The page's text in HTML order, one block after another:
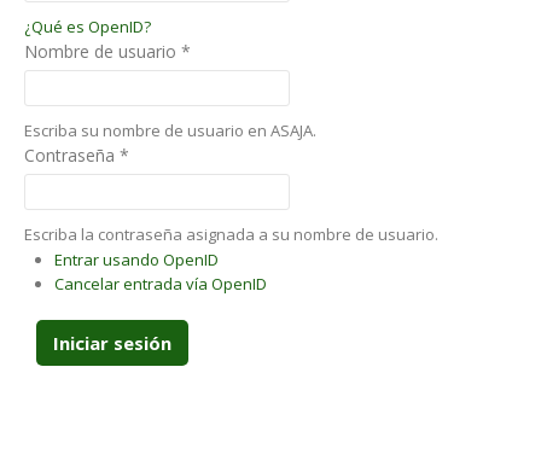
¿Qué es OpenID?
Nombre de usuario *
Escriba su nombre de usuario en ASAJA.
Contraseña *
Escriba la contraseña asignada a su nombre de usuario.
Entrar usando OpenID
Cancelar entrada vía OpenID